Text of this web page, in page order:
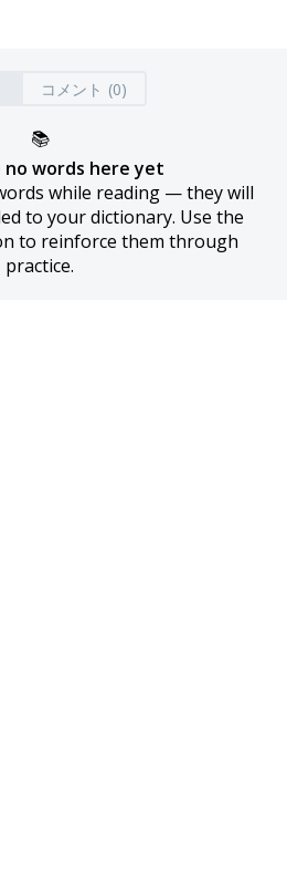
コメント (0)
📚
no words here yet
while reading — they will
to your dictionary. Use the
to reinforce them through
practice.